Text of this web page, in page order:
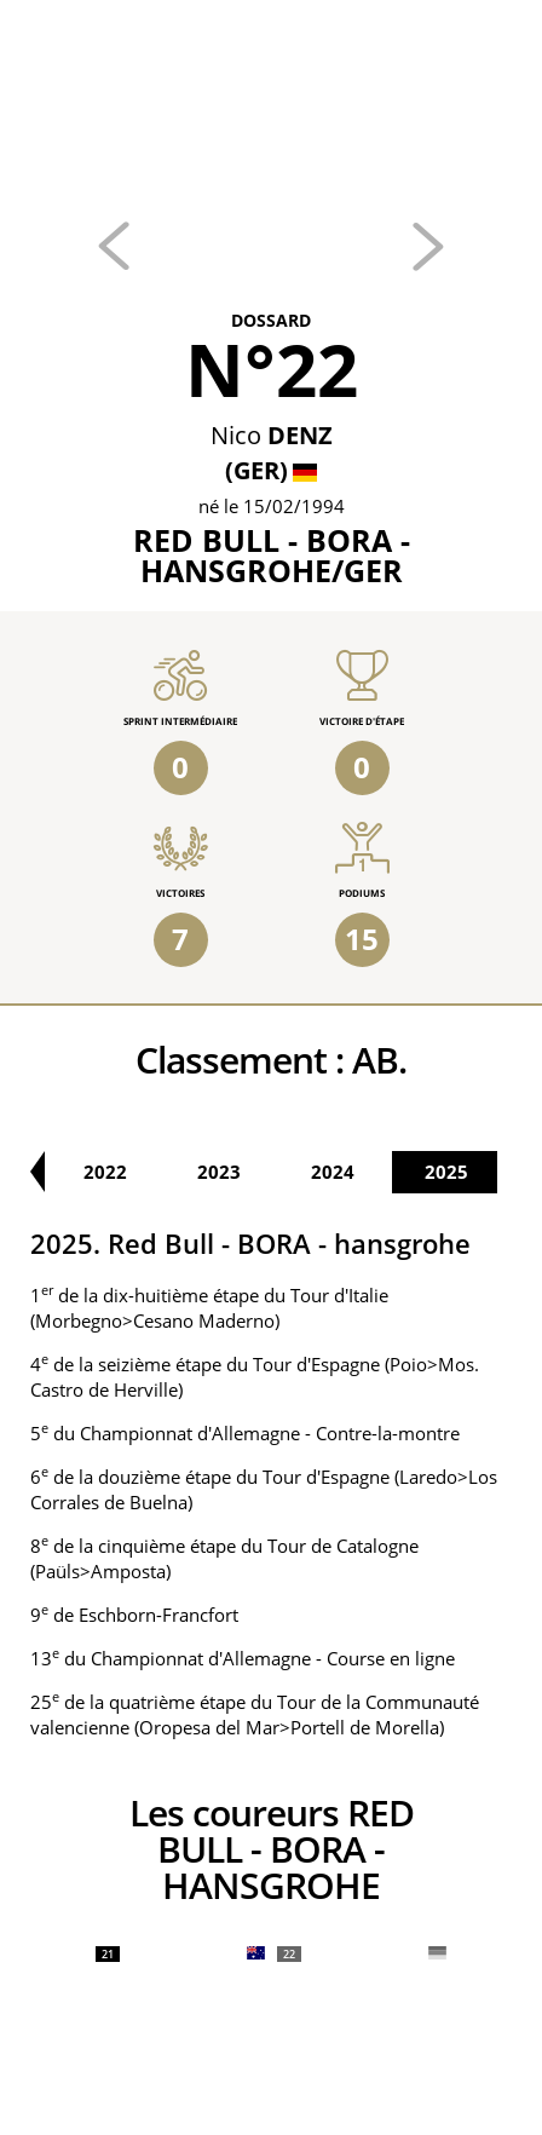
DOSSARD
N°22
Nico DENZ
(GER)
né le 15/02/1994
RED BULL - BORA -
HANSGROHE/GER
SPRINT INTERMÉDIAIRE
0
VICTOIRE D'ÉTAPE
0
VICTOIRES
7
PODIUMS
15
Classement :AB.
2022 2023 2024 2025
2025. Red Bull - BORA - hansgrohe
1 erde la dix-huitième étape du Tour d'Italie
(Morbegno>Cesano Maderno)
4e de la seizième étape du Tour d'Espagne (Poio>Mos.
Castro de Herville)
5e du Championnat d'Allemagne - Contre-la-montre
6e de la douzième étape du Tour d'Espagne (Laredo>Los
Corrales de Buelna)
8e de la cinquième étape du Tour de Catalogne
(Paüls>Amposta)
9e de Eschborn-Francfort
13e du Championnat d'Allemagne - Course en ligne
25e de la quatrième étape du Tour de la Communauté
valencienne (Oropesa del Mar>Portell de Morella)
Les coureurs RED
BULL - BORA -
HANSGROHE
21 22